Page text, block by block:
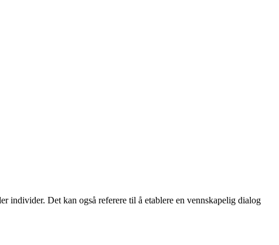
individer. Det kan også referere til å etablere en vennskapelig dialog